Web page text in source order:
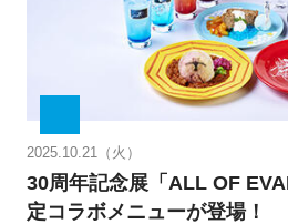
2025.10.21（火）
30周年記念展「ALL OF
定コラボメニューが登場！